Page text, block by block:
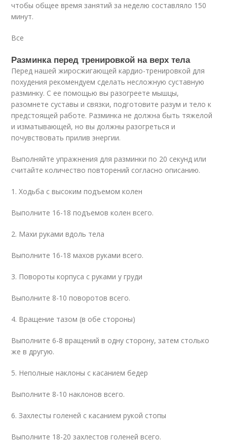
чтобы общее время занятий за неделю составляло 150
минут.
Все
Разминка перед тренировкой на верх тела
Перед нашей жиросжигающей кардио-тренировкой для
похудения рекомендуем сделать несложную суставную
разминку. С ее помощью вы разогреете мышцы,
разомнете суставы и связки, подготовите разум и тело к
предстоящей работе. Разминка не должна быть тяжелой
и изматывающей, но вы должны разогреться и
почувствовать прилив энергии.
Выполняйте упражнения для разминки по 20 секунд или
считайте количество повторений согласно описанию.
1. Ходьба с высоким подъемом колен
Выполните 16-18 подъемов колен всего.
2. Махи руками вдоль тела
Выполните 16-18 махов руками всего.
3. Повороты корпуса с руками у груди
Выполните 8-10 поворотов всего.
4. Вращение тазом (в обе стороны)
Выполните 6-8 вращений в одну сторону, затем столько
же в другую.
5. Неполные наклоны с касанием бедер
Выполните 8-10 наклонов всего.
6. Захлесты голеней с касанием рукой стопы
Выполните 18-20 захлестов голеней всего.